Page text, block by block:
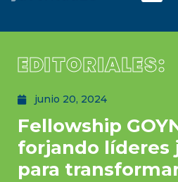
EDITORIALES:
junio 20, 2024
Fellowship
forjando líderes
para